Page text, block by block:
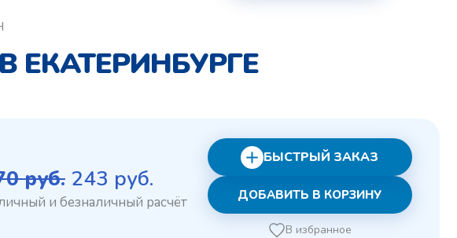
ЕКАТЕРИНБУРГЕ
руб. Первоначальная
цена
243 руб.Текущая
цена:
ДОБАВИТЬ В КОРЗИНУ
БЫСТРЫЙ ЗАКАЗ
В избранное